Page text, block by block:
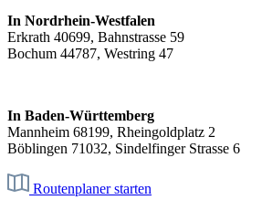
In Nordrhein-Westfalen
Erkrath 40699, Bahnstrasse 59
Bochum 44787, Westring 47
In Baden-Württemberg
Mannheim 68199, Rheingoldplatz 2
Böblingen 71032, Sindelfinger Strasse 6
Routenplaner starten